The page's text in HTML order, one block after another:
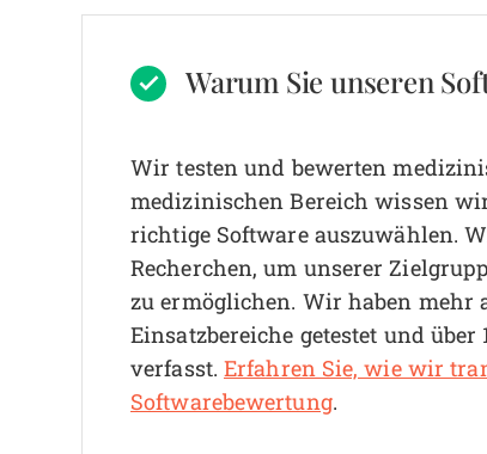
Warum Sie unseren
Wir testen und bewerten
medizinischen Bereich wissen
richtige Software auszuwählen.
Recherchen, um unserer
zu ermöglichen. Wir haben mehr
Einsatzbereiche getestet und
verfasst. Erfahren Sie, wie wir
Softwarebewertung.